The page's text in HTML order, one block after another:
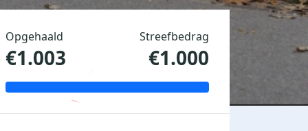
Opgehaald
€1.003
Streefbedrag
€1.000